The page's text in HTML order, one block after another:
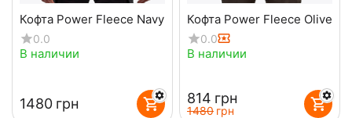
Кофта Power Fleece Navy
0.0
В наличии
‍1480‍ грн
Кофта Power Fleece Olive
0.0
В наличии
‍814‍ грн
‍1480‍ грн